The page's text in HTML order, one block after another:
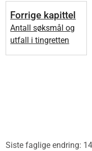
Forrige kapittel
Antall søksmål og
utfall i tingretten
Siste faglige endring: